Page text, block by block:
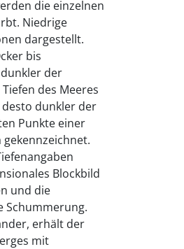
die einzelnen
Niedrige
dargestellt.
bis
der
des Meeres
desto dunkler der
Punkte einer
Blockbild
und die
Schummerung.
erhält der
mit